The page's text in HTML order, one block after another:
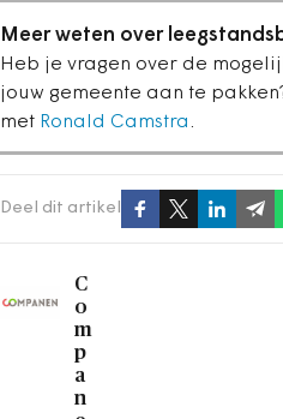
Meer weten over
Heb je vragen over de
jouw gemeente aan te
met Ronald Camstra.
Deel dit artikel
C
o
m
p
a
n